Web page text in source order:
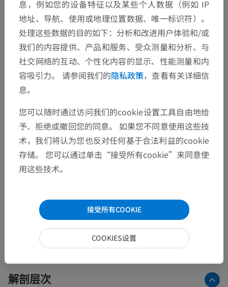
解剖层次
息，例如您的设备特征以及某些个人数据（例如 IP
地址、导航、使用或地理位置数据、唯一标识符）。
处理这些数据的目的如下：分析和改进用户体验和/或
我们的内容提供、产品和服务、受众测量和分析、与
社交网络的互动、个性化内容的显示、性能测量和内
容吸引力。 请参阅我们的隐私政策，查看有关详细信
息。
您可以随时通过访问我们的cookie设置工具自由地给
予、拒绝或撤回您的同意。 如果您不同意使用这些技
术，我们将认为您也反对任何基于合法利益的cookie
存储。 您可以通过单击“接受所有cookie”来同意使
用这些技术。
接受所有COOKIE
COOKIES设置